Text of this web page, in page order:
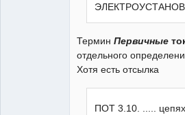
Термин Первичные
отдельного
Хотя есть отсылка
ПОТ 3.10. .....